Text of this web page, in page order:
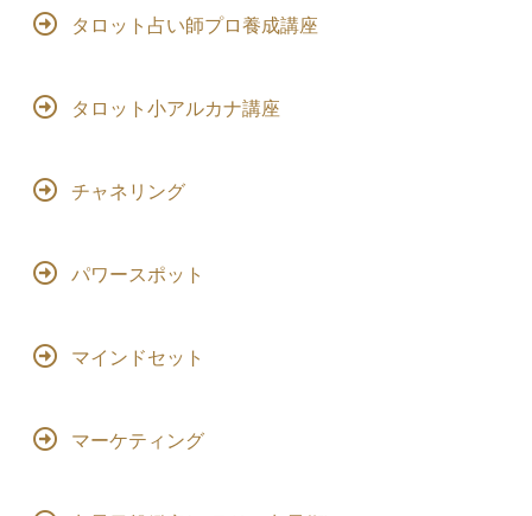
タロット占い師プロ養成講座
タロット小アルカナ講座
チャネリング
パワースポット
マインドセット
マーケティング